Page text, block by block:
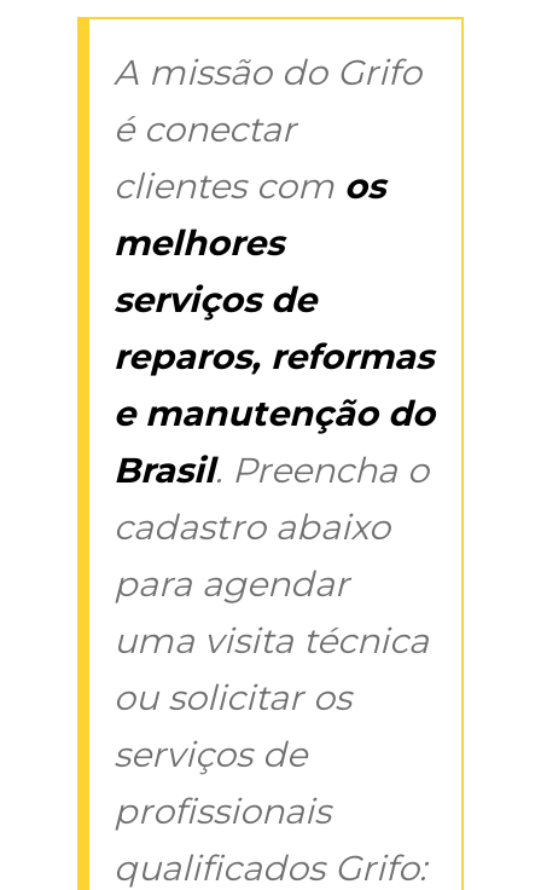
A missão do Grifo
é conectar
clientes com os
melhores
serviços de
reparos, reformas
e manutenção do
Brasil. Preencha o
cadastro abaixo
para agendar
uma visita técnica
ou solicitar os
serviços de
profissionais
qualificados Grifo: